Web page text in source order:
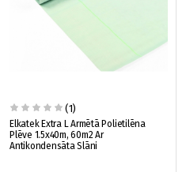
(1)
Elkatek Extra L Armētā Polietilēna
Plēve 1.5x40m, 60m2 Ar
Antikondensāta Slāni